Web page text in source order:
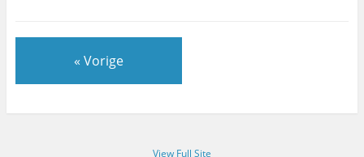
« Vorige
View Full Site